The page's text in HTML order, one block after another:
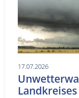
17.07.2026
Landkreises